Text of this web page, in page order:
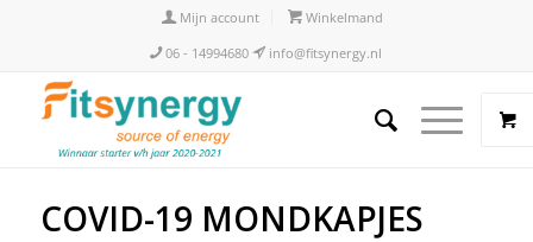
Mijn account
Winkelmand
06 - 14994680
info@fitsynergy.nl
COVID-19 MONDKAPJES